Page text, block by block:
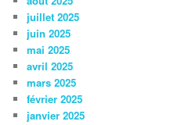
juillet 2025
juin 2025
mai 2025
avril 2025
mars 2025
février 2025
janvier 2025